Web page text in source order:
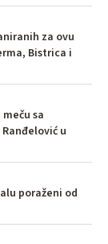
za ovu
Bistrica i
sa
u
poraženi od